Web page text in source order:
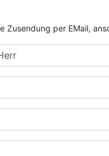
per EMail,